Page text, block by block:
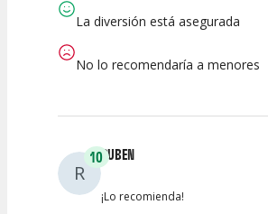
La diversión está asegurada
No lo recomendaría a menores
R
10RUBEN
¡Lo recomienda!